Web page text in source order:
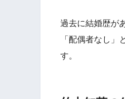
過去に結婚歴が
「配偶者なし
す。